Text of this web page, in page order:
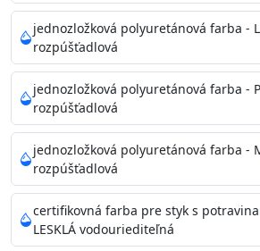
Čistenie: vodou
Príprava povrchu
Povrchy musia byť hladké, čisté,
mastnoty, solí a materiálov so zlou
alebo trhliny vyplňte
akrylovým tmelom Acrylic putty,
putty a prebrúste. Nové alebo
menej kvalitnými farbami
vždy penetrujte. Odporúčané
Acrylan Unco, Gypsum board alebo
jednozložková polyuretánová farba -
rozpúšťadlová
jednozložková polyuretánová farba -
rozpúšťadlová
jednozložková polyuretánová farba -
rozpúšťadlová
certifikovná farba pre styk s
LESKLÁ vodouriediteľná